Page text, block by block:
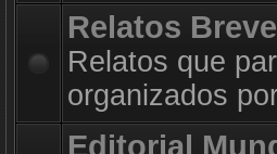
Relatos
Relatos que
organizados
Editorial